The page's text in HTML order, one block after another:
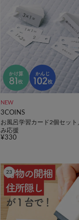
NEW
3COINS
お風呂学習カード2個セット
み応援
¥330
23